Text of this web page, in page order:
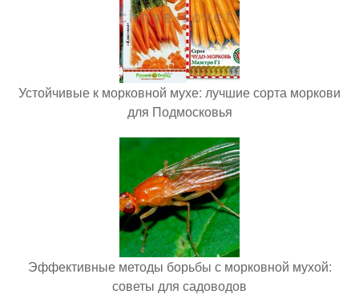
Устойчивые к морковной мухе: лучшие сорта моркови
для Подмосковья
Эффективные методы борьбы с морковной мухой:
советы для садоводов